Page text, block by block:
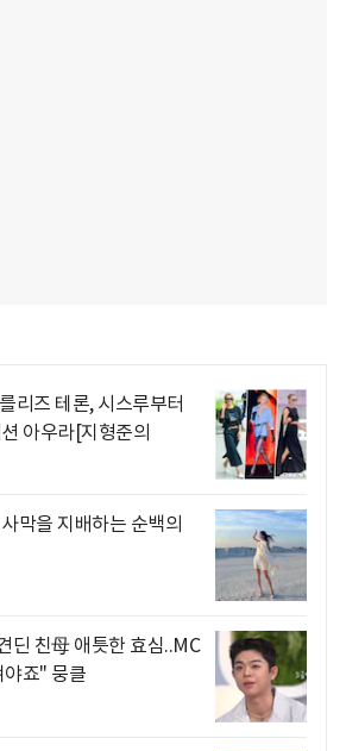
리즈 테론, 시스루부터
아우라[지형준의
막을 지배하는 순백의
딘 친母 애틋한 효심..MC
야죠" 뭉클